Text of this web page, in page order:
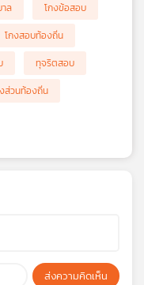
ล
โกงข้อสอบ
โกงสอบท้องถิ่น
ทุจริตสอบ
ส่วนท้องถิ่น
ส่งความคิดเห็น